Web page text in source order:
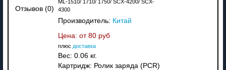
Отзывов (0)
ML-1510/ 1710/ 1750/ SCX-4200/ SCX-
4300
Производитель: Китай
Цена: от 80 руб
плюс доставка
Вес: 0.06 кг.
Картридж: Ролик заряда (PCR)